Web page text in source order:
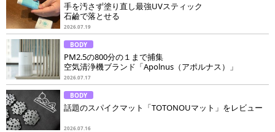
手を汚さず塗り直し最強UVスティック
石鹼で落とせる
2026.07.19
BODY
PM2.5の800分の１まで捕集
空気清浄機ブランド「Apolnus（アポルナス）」
2026.07.17
BODY
話題のスパイクマット「TOTONOUマット」をレビュー
2026.07.16